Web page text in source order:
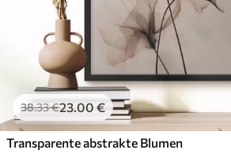
38.33€23.00 €
Transparente abstrakte Blumen